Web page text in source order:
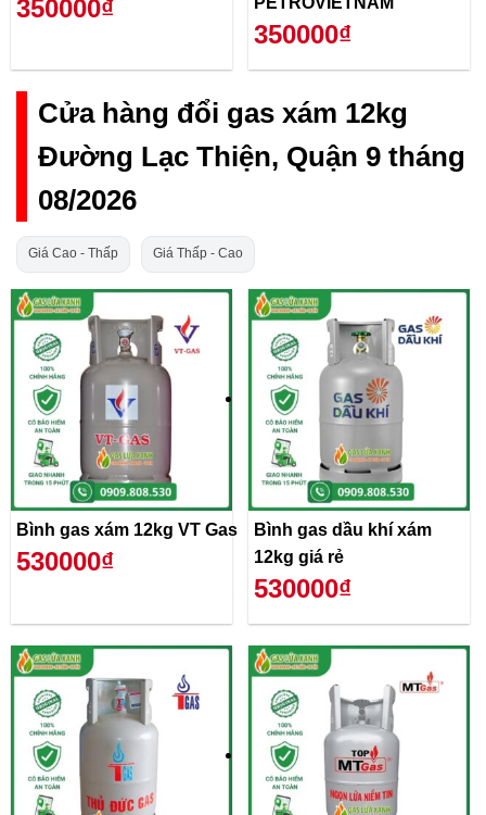
350000₫
350000₫
Cửa hàng đổi gas xám 12kg
Đường Lạc Thiện, Quận 9 tháng
08/2026
Giá Cao - Thấp Giá Thấp - Cao
Bình gas xám 12kg VT Gas
530000₫
Bình gas dầu khí xám
12kg giá rẻ
530000₫